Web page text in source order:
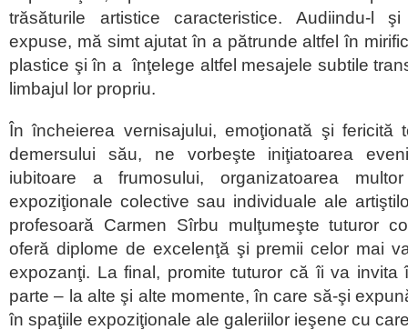
trăsăturile artistice caracteristice. Audiindu-l
expuse, mă simt ajutat în a pătrunde altfel în
plastice şi în a înţelege altfel mesajele subtile
limbajul lor propriu.
În încheierea vernisajului, emoţionată şi fericită
demersului său, ne vorbeşte iniţiatoarea
iubitoare a frumosului, organizatoarea
expoziţionale colective sau individuale ale
profesoară Carmen Sîrbu mulţumeşte tuturor
oferă diplome de excelenţă şi premii celor mai
expozanţi. La final, promite tuturor că îi va invita
parte – la alte şi alte momente, în care să-şi
în spaţiile expoziţionale ale galeriilor ieşene cu